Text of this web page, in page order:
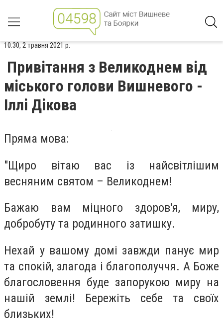
10:30, 2 травня 2021 р.
Привітання з Великоднем від
міського голови Вишневого -
Іллі Дікова
Пряма мова:
"Щиро вітаю вас із найсвітлішим
весняним святом – Великоднем!
Бажаю вам міцного здоров'я, миру,
добробуту та родинного затишку.
Нехай у вашому домі завжди панує мир
та спокій, злагода і благополуччя. А Боже
благословення буде запорукою миру на
нашій землі! Бережіть себе та своїх
близьких!